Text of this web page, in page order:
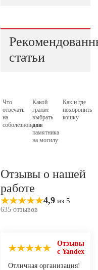
статьи
Что
отвечать
на
соболезнования
Какой
гранит
выбрать
для
памятника
на могилу
Как и где
похоронить
кошку
Отзывы о нашей
работе
4,9 из 5
635 отзывов
Отзывы
с Yandex
Отличная организация!